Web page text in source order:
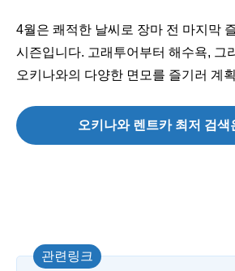
4월은 쾌적한 날씨로 장마 전 마지막
시즌입니다. 고래투어부터 해수욕, 그
오키나와의 다양한 면모를 즐기러 계
오키나와 렌트카 최저 검색
관련링크